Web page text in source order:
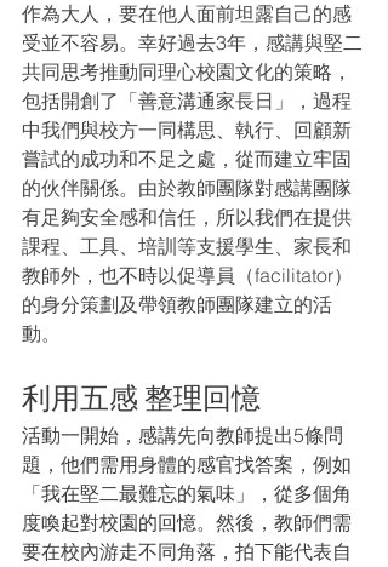
作為大人，要在他人面前坦露自己的感
受並不容易。幸好過去3年，感講與堅二
共同思考推動同理心校園文化的策略，
包括開創了「善意溝通家長日」，過程
中我們與校方一同構思、執行、回顧新
嘗試的成功和不足之處，從而建立牢固
的伙伴關係。由於教師團隊對感講團隊
有足夠安全感和信任，所以我們在提供
課程、工具、培訓等支援學生、家長和
教師外，也不時以促導員（facilitator）
的身分策劃及帶領教師團隊建立的活
動。
利用五感 整理回憶
活動一開始，感講先向教師提出5條問
題，他們需用身體的感官找答案，例如
「我在堅二最難忘的氣味」，從多個角
度喚起對校園的回憶。然後，教師們需
要在校內游走不同角落，拍下能代表自